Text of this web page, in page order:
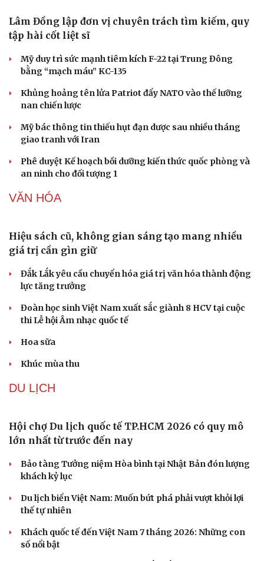
Sức khỏe
Dinh dưỡng - món ngon
Sản phụ khoa
Nhi khoa
Nam khoa
Làm đẹp - giảm cân
Đời sống
Tình yêu - Gia đình
đồng/kg
Quảng Ninh chấm dứt hoạt động các cơ sở giết mổ nhỏ lẻ
Giá vàng hôm nay 7/8: Vàng trong nước có giá 139,2-
QUÂN SỰ - QUỐC PHÒNG
Lâm Đồng lập đơn vị chuyên trách tìm kiếm, quy
tập hài cốt liệt sĩ
bằng “mạch máu” KC-135
nan chiến lược
Mỹ bác thông tin thiếu hụt đạn dược sau nhiều tháng
giao tranh với Iran
Phê duyệt Kế hoạch bồi dưỡng kiến thức quốc phòng và
VĂN HÓA
Hiệu sách cũ, không gian sáng tạo mang nhiều
Đoàn học sinh Việt Nam xuất sắc giành 8 HCV tại cuộc
thi Lễ hội Âm nhạc quốc tế
Hoa sữa
DU LỊCH
Hội chợ Du lịch quốc tế TP.HCM 2026 có quy mô